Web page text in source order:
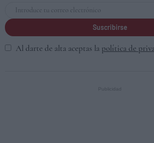
Suscribirse
Al darte de alta aceptas la política de